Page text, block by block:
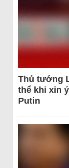
Thủ tướng
thể khi xin
Putin